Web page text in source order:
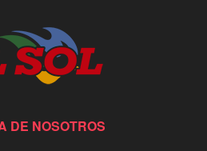
DE NOSOTROS